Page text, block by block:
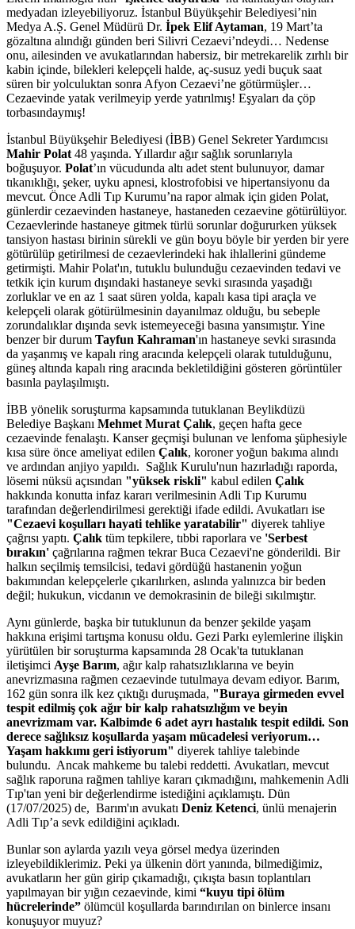
medyadan izleyebiliyoruz. İstanbul Büyükşehir Belediyesi’nin
Medya A.Ș. Genel Müdürü Dr. İpek Elif Aytaman, 19 Mart’ta
gözaltına alındığı günden beri Silivri Cezaevi’ndeydi… Nedense
onu, ailesinden ve avukatlarından habersiz, bir metrekarelik zırhlı bir
kabin içinde, bilekleri kelepçeli halde, aç-susuz yedi buçuk saat
süren bir yolculuktan sonra Afyon Cezaevi’ne götürmüşler…
Cezaevinde yatak verilmeyip yerde yatırılmış! Eşyaları da çöp
torbasındaymış!
İstanbul Büyükşehir Belediyesi (İBB) Genel Sekreter Yardımcısı
Mahir Polat 48 yaşında. Yıllardır ağır sağlık sorunlarıyla
boğuşuyor. Polat’ın vücudunda altı adet stent bulunuyor, damar
tıkanıklığı, şeker, uyku apnesi, klostrofobisi ve hipertansiyonu da
mevcut. Önce Adli Tıp Kurumu’na rapor almak için giden Polat,
günlerdir cezaevinden hastaneye, hastaneden cezaevine götürülüyor.
Cezaevlerinde hastaneye gitmek türlü sorunlar doğururken yüksek
tansiyon hastası birinin sürekli ve gün boyu böyle bir yerden bir yere
götürülüp getirilmesi de cezaevlerindeki hak ihlallerini gündeme
getirmişti. Mahir Polat'ın, tutuklu bulunduğu cezaevinden tedavi ve
tetkik için kurum dışındaki hastaneye sevki sırasında yaşadığı
zorluklar ve en az 1 saat süren yolda, kapalı kasa tipi araçla ve
kelepçeli olarak götürülmesinin dayanılmaz olduğu, bu sebeple
zorundalıklar dışında sevk istemeyeceği basına yansımıştır. Yine
benzer bir durum Tayfun Kahraman'ın hastaneye sevki sırasında
da yaşanmış ve kapalı ring aracında kelepçeli olarak tutulduğunu,
güneş altında kapalı ring aracında bekletildiğini gösteren görüntüler
basınla paylaşılmıştı.
İBB yönelik soruşturma kapsamında tutuklanan Beylikdüzü
Belediye Başkanı Mehmet Murat Çalık, geçen hafta gece
cezaevinde fenalaştı. Kanser geçmişi bulunan ve lenfoma şüphesiyle
kısa süre önce ameliyat edilen Çalık, koroner yoğun bakıma alındı
ve ardından anjiyo yapıldı. Sağlık Kurulu'nun hazırladığı raporda,
lösemi nüksü açısından "yüksek riskli" kabul edilen Çalık
hakkında konutta infaz kararı verilmesinin Adli Tıp Kurumu
tarafından değerlendirilmesi gerektiği ifade edildi. Avukatları ise
"Cezaevi koşulları hayati tehlike yaratabilir" diyerek tahliye
çağrısı yaptı. Çalık tüm tepkilere, tıbbi raporlara ve 'Serbest
bırakın' çağrılarına rağmen tekrar Buca Cezaevi'ne gönderildi. Bir
halkın seçilmiş temsilcisi, tedavi gördüğü hastanenin yoğun
bakımından kelepçelerle çıkarılırken, aslında yalınızca bir beden
değil; hukukun, vicdanın ve demokrasinin de bileği sıkılmıştır.
Aynı günlerde, başka bir tutuklunun da benzer şekilde yaşam
hakkına erişimi tartışma konusu oldu. Gezi Parkı eylemlerine ilişkin
yürütülen bir soruşturma kapsamında 28 Ocak'ta tutuklanan
iletişimci Ayşe Barım, ağır kalp rahatsızlıklarına ve beyin
anevrizmasına rağmen cezaevinde tutulmaya devam ediyor. Barım,
162 gün sonra ilk kez çıktığı duruşmada, "Buraya girmeden evvel
tespit edilmiş çok ağır bir kalp rahatsızlığım ve beyin
anevrizmam var. Kalbimde 6 adet ayrı hastalık tespit edildi. Son
derece sağlıksız koşullarda yaşam mücadelesi veriyorum…
Yaşam hakkımı geri istiyorum" diyerek tahliye talebinde
bulundu. Ancak mahkeme bu talebi reddetti. Avukatları, mevcut
sağlık raporuna rağmen tahliye kararı çıkmadığını, mahkemenin Adli
Tıp'tan yeni bir değerlendirme istediğini açıklamıştı. Dün
(17/07/2025) de, Barım'ın avukatı Deniz Ketenci, ünlü menajerin
Adli Tıp’a sevk edildiğini açıkladı.
Bunlar son aylarda yazılı veya görsel medya üzerinden
izleyebildiklerimiz. Peki ya ülkenin dört yanında, bilmediğimiz,
avukatların her gün girip çıkamadığı, çıkışta basın toplantıları
yapılmayan bir yığın cezaevinde, kimi “kuyu tipi ölüm
hücrelerinde” ölümcül koşullarda barındırılan on binlerce insanı
konuşuyor muyuz?